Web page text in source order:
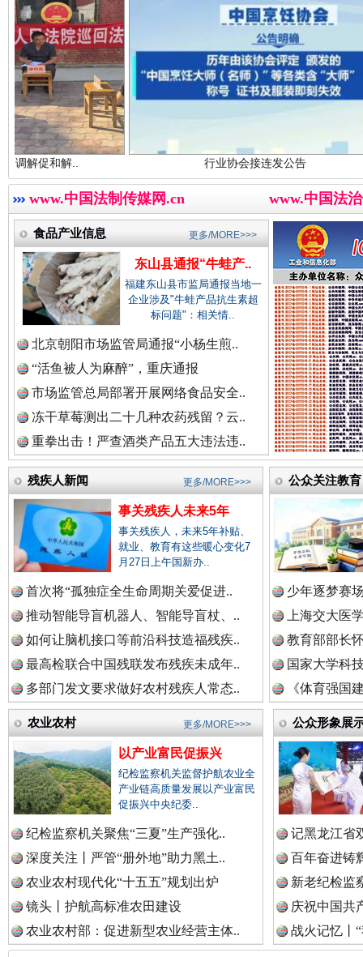
中国视频新闻网.
中国廉政法纪网.
中国律师在线.
中国参政网.中
世界屋脊 天路回响
红船起航处 潮起向未来 广州首
三年瞒报超千万 隐匿收入偷税被查处..
祁连巍巍树丰碑 高回报
一枚“钉子”竟然扎入要害部门
行业协会接连发公告
www.中国法制传媒网.cn www.中国法
食品产业信息
东山县通报“牛蛙产..
福建东山县市监局通报当地一
企业涉及"牛蛙产品抗生素超
标问题"：相关情..
北京朝阳市场监管局通报“小杨生煎..
“活鱼被人为麻醉”，重庆通报
市场监管总局部署开展网络食品安全..
冻干草莓测出二十几种农药残留？云..
重拳出击！严查酒类产品五大违法违..
更多/MORE>>>
残疾人新闻
事关残疾人未来5年
事关残疾人，未来5年补贴、
就业、教育有这些暖心变化7
月27日上午国新办..
首次将“孤独症全生命周期关爱促进..
推动智能导盲机器人、智能导盲杖、..
如何让脑机接口等前沿科技造福残疾..
最高检联合中国残联发布残疾未成年..
多部门发文要求做好农村残疾人常态..
更多/MORE>>> 公众关注教育
少年逐梦赛
上海交大医
教育部部长
国家大学科
《体育强国
农业农村
以产业富民促振兴
纪检监察机关监督护航农业全
产业链高质量发展以产业富民
促振兴中央纪委..
纪检监察机关聚焦“三夏”生产强化..
深度关注丨严管“册外地”助力黑土..
农业农村现代化“十五五”规划出炉
镜头丨护航高标准农田建设
农业农村部：促进新型农业经营主体..
更多/MORE>>> 公众形象展
记黑龙江省
百年奋进铸
新老纪检监
庆祝中国共
战火记忆丨